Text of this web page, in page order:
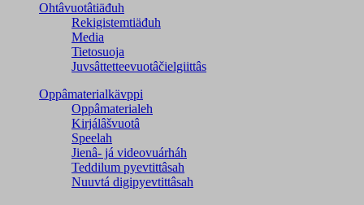
Ohtâvuotâtiäđuh
Rekigistemtiäđuh
Media
Tietosuoja
Juvsâttetteevuotâčielgiittâs
Oppâmaterialkävppi
Oppâmaterialeh
Kirjálâšvuotâ
Speelah
Jienâ- já videovuárháh
Teddilum pyevtittâsah
Nuuvtá digipyevtittâsah